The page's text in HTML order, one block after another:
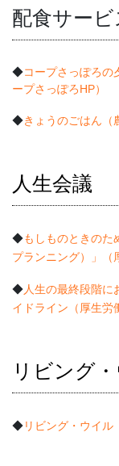
配食サービ
◆コープさっぽろの
ープさっぽろHP）
◆きょうのごはん（
人生会議
◆もしものときのた
プランニング）」（
◆人生の最終段階
イドライン（厚生労
リビング
◆リビング・ウイル